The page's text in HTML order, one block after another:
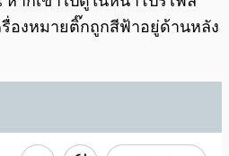
รื่องหมายติ๊กถูกสีฟ้าอยู่ด้านหลัง